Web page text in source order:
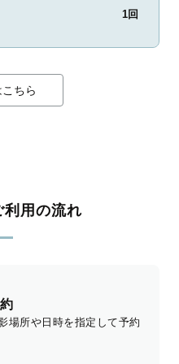
1回
ちら
利用の流れ
場所や日時を指定して予約